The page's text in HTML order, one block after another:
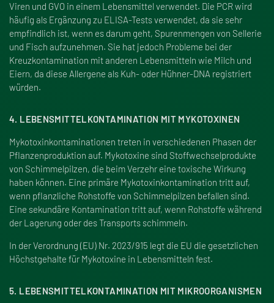
Viren und GVO in einem Lebensmittel verwendet. Die PCR wird
häufig als Ergänzung zu ELISA-Tests verwendet, da sie sehr
empfindlich ist, wenn es darum geht, Spurenmengen von Sellerie
und Fisch aufzunehmen. Sie hat jedoch Probleme bei der
Kreuzkontamination mit anderen Lebensmitteln wie Milch und
Eiern, da diese Allergene als Kuh- oder Hühner-DNA registriert
würden.
4. LEBENSMITTELKONTAMINATION MIT MYKOTOXINEN
Mykotoxinkontaminationen treten in verschiedenen Phasen der
Pflanzenproduktion auf. Mykotoxine sind Stoffwechselprodukte
von Schimmelpilzen, die beim Verzehr eine toxische Wirkung
haben können. Eine primäre Mykotoxinkontamination tritt auf,
wenn pflanzliche Rohstoffe von Schimmelpilzen befallen sind.
Eine sekundäre Kontamination tritt auf, wenn Rohstoffe während
der Lagerung oder des Transports schimmeln.
In der Verordnung (EU) Nr. 2023/915 legt die EU die gesetzlichen
Höchstgehalte für Mykotoxine in Lebensmitteln fest.
5. LEBENSMITTELKONTAMINATION MIT MIKROORGANISMEN